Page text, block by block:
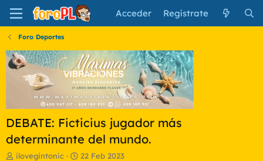
Acceder Regístrate
Foro Deportes
DEBATE: Ficticius jugador más
determinante del mundo.
Iilovegintonic
F
22 Feb 2023